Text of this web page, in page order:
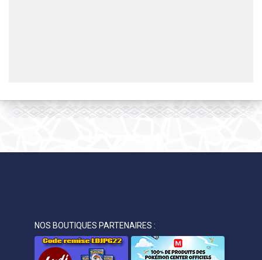
NOS BOUTIQUES PARTENAIRES :